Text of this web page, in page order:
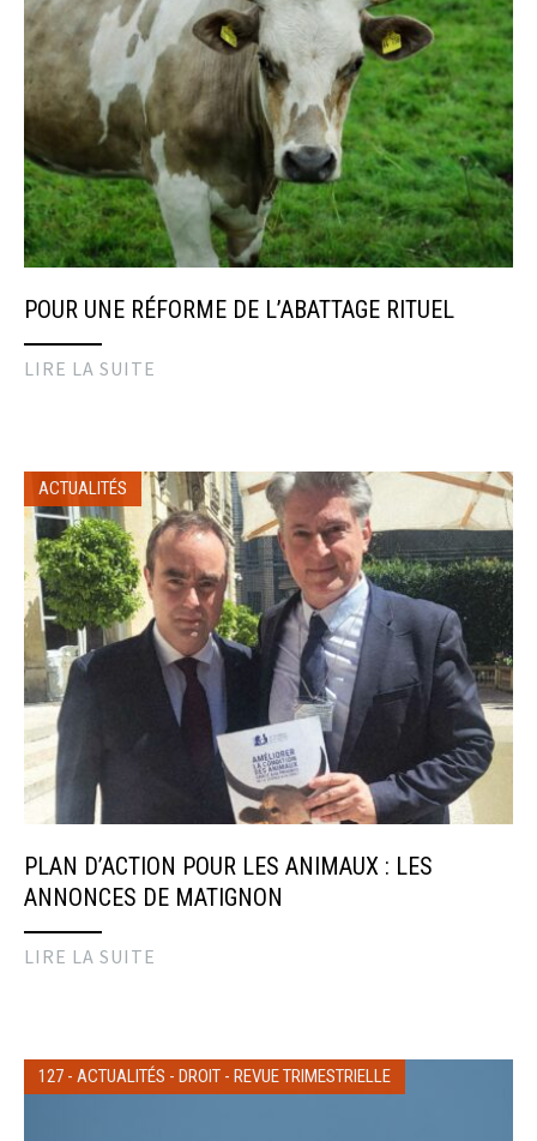
POUR UNE RÉFORME DE L’ABATTAGE RITUEL
LIRE LA SUITE
ACTUALITÉS
PLAN D’ACTION POUR LES ANIMAUX : LES
ANNONCES DE MATIGNON
LIRE LA SUITE
127 - ACTUALITÉS - DROIT - REVUE TRIMESTRIELLE